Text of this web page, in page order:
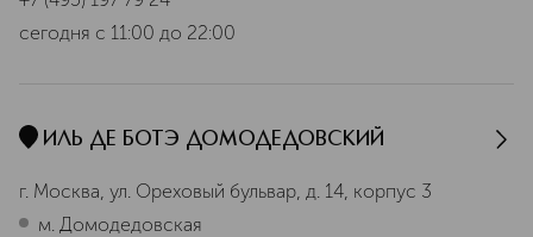
сегодня с 11:00 до 22:00
ИЛЬ ДЕ БОТЭ ДОМОДЕДОВСКИЙ
г. Москва, ул. Ореховый бульвар, д. 14, корпус 3
м. Домодедовская